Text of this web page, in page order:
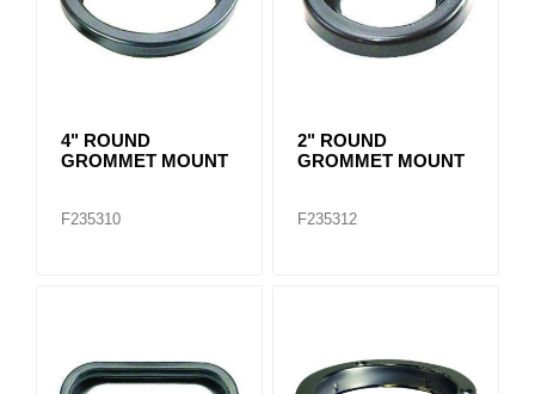
4" ROUND
GROMMET MOUNT
F235310
2" ROUND
GROMMET MOUNT
F235312